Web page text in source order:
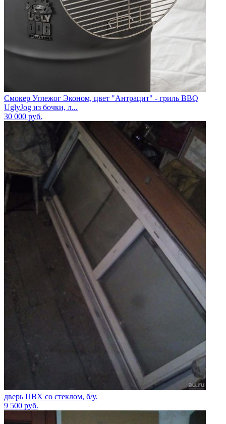
Смокер Углежог Эконом, цвет "Антрацит" - гриль BBQ
UglyJog из бочки, л...
30 000 руб.
дверь ПВХ со стеклом, б/у.
9 500 руб.